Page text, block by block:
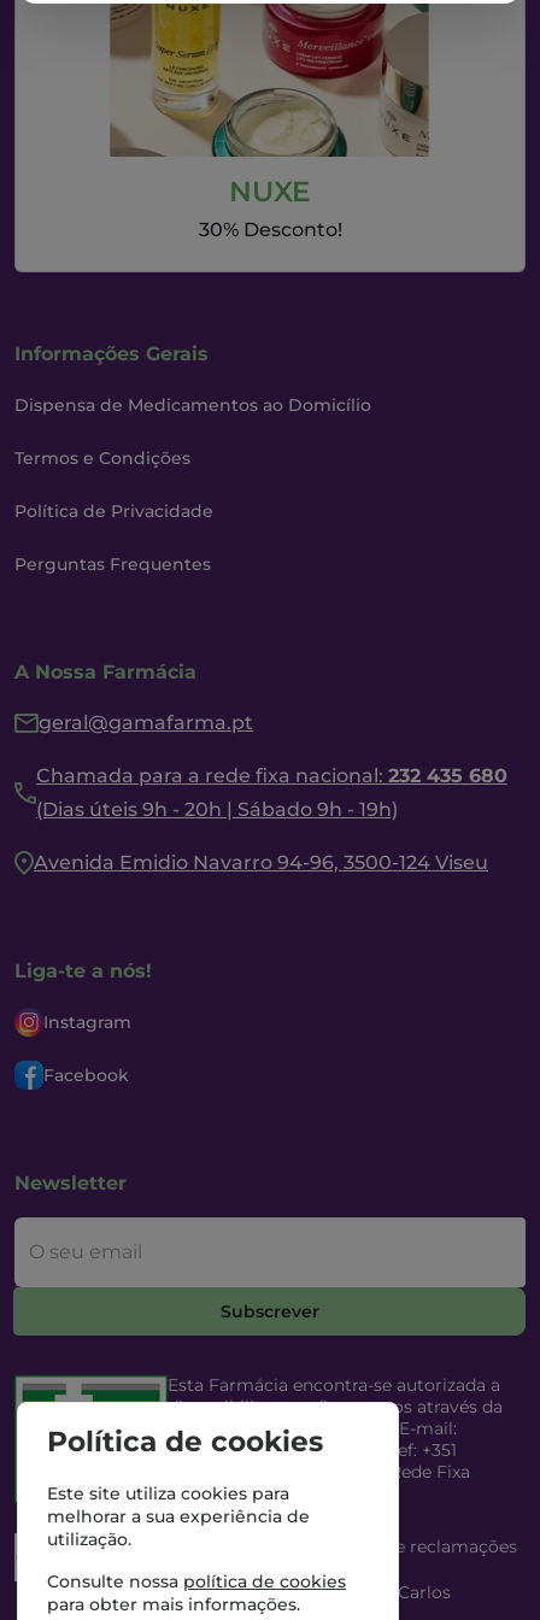
NUXE
30% Desconto!
Informações Gerais
Dispensa de Medicamentos ao Domicílio
Termos e Condições
Política de Privacidade
Perguntas Frequentes
A Nossa Farmácia
geral@gamafarma.pt
Chamada para a rede fixa nacional: 232 435 680
(Dias úteis 9h - 20h | Sábado 9h - 19h)
Avenida Emidio Navarro 94-96, 3500-124 Viseu
Liga-te a nós!
Instagram
Facebook
Newsletter
O seu email
Subscrever
Esta Farmácia encontra-se autorizada a
disponibilizar medicamentos através da
Internet, pelo Infarmed, I.P. E-mail:
infarmed@infarmed.pt
| Telef: +351
217987100 (Chamada para Rede Fixa
Nacional)
Esta Farmácia dispõe de livro de reclamações
Director Técnico e Proprietário: António Carlos
Saraiva Cabral Costa
Política de cookies
Este site utiliza cookies para
melhorar a sua experiência de
utilização.
Consulte nossa política de cookies
para obter mais informações.